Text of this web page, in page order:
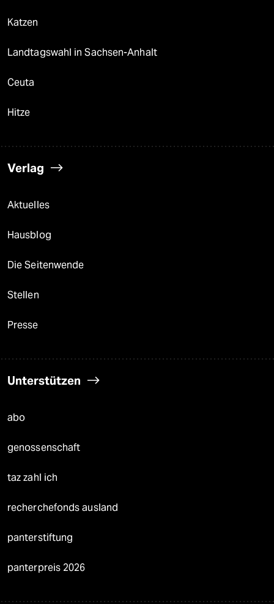
Katzen
Landtagswahl in Sachsen-Anhalt
Ceuta
Hitze
Verlag
Aktuelles
Hausblog
Die Seitenwende
Stellen
Presse
Unterstützen
abo
genossenschaft
taz zahl ich
recherchefonds ausland
panterstiftung
panterpreis 2026